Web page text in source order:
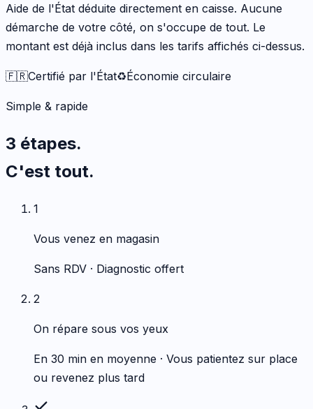
Aide de l'État déduite directement en caisse. Aucune
démarche de votre côté, on s'occupe de tout. Le
montant est déjà inclus dans les tarifs affichés ci-dessus.
🇫🇷Certifié par l'État♻️Économie circulaire
Simple & rapide
3 étapes.
C'est tout.
1
Vous venez en magasin
Sans RDV · Diagnostic offert
2
On répare sous vos yeux
En 30 min en moyenne · Vous patientez sur place
ou revenez plus tard